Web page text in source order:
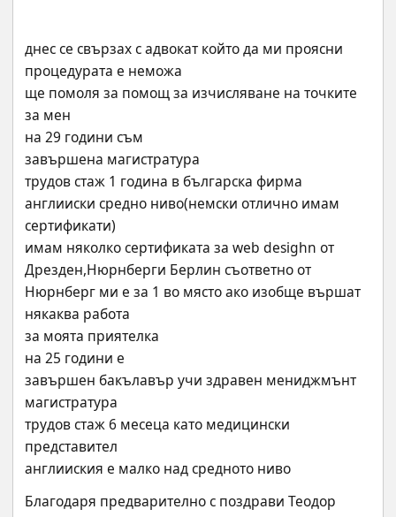
днес се свързах с адвокат който да ми проясни
процедурата е неможа
ще помоля за помощ за изчисляване на точките
за мен
на 29 години съм
завършена магистратура
трудов стаж 1 година в българска фирма
англииски средно ниво(немски отлично имам
сертификати)
имам няколко сертификата за web desighn от
Дрезден,Нюрнберги Берлин съответно от
Нюрнберг ми е за 1 во място ако изобще вършат
някаква работа
за моята приятелка
на 25 години е
завършен бакълавър учи здравен мениджмънт
магистратура
трудов стаж 6 месеца като медицински
представител
англииския е малко над средното ниво
Благодаря предварително с поздрави Теодор